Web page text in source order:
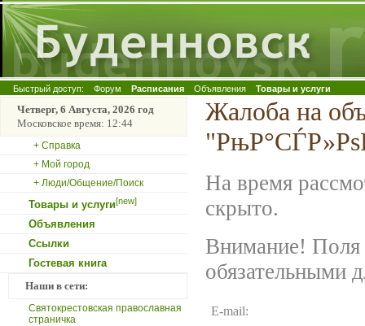
Быстрый доступ: Форум Расписания Объявления Товары и услуги
Четверг, 6 Августа, 2026 год
Московское время: 12:44
+ Справка
+ Мой город
+ Люди/Общение/Поиск
Товары и услуги[new]
Объявления
Ссылки
Гостевая книга
Наши в сети:
Святокрестовская православная
страничка
Жалоба на
На время
скрыто.
Внимание! Поля
обязательными
E-mail: